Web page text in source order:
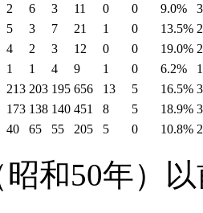
2 6 3 11 0 0 9.0%
5 3 7 21 1 0 13.5%
4 2 3 12 0 0 19.0%
1 1 4 9 1 0 6.2%
213 203 195 656 13 5 16.5%
173 138 140 451 8 5 18.9%
40 65 55 205 5 0 10.8%
和50年）